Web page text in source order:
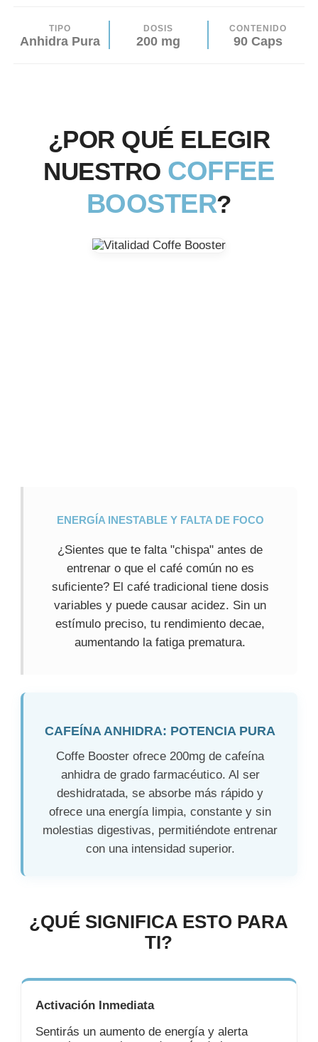
TIPO
Anhidra Pura
DOSIS
200 mg
CONTENIDO
90 Caps
¿POR QUÉ ELEGIR
NUESTRO COFFEE
BOOSTER?
ENERGÍA INESTABLE Y FALTA DE FOCO
¿Sientes que te falta "chispa" antes de
entrenar o que el café común no es
suficiente? El café tradicional tiene dosis
variables y puede causar acidez. Sin un
estímulo preciso, tu rendimiento decae,
aumentando la fatiga prematura.
CAFEÍNA ANHIDRA: POTENCIA PURA
Coffe Booster ofrece 200mg de cafeína
anhidra de grado farmacéutico. Al ser
deshidratada, se absorbe más rápido y
ofrece una energía limpia, constante y sin
molestias digestivas, permitiéndote entrenar
con una intensidad superior.
¿QUÉ SIGNIFICA ESTO PARA
TI?
Activación Inmediata
Sentirás un aumento de energía y alerta